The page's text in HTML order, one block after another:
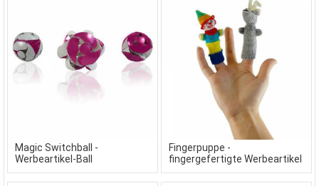
Magic Switchball -
Werbeartikel-Ball
Fingerpuppe -
fingergefertigte Werbeartikel